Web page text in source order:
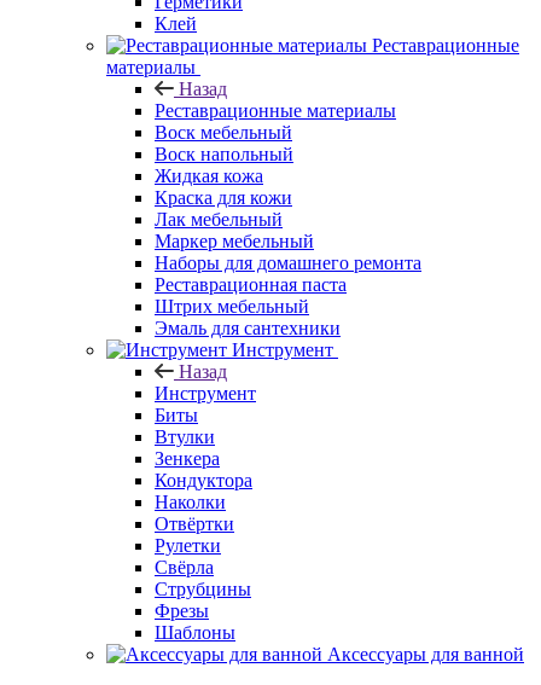
Клей
Реставрационные
материалы
Назад
Реставрационные материалы
Воск мебельный
Воск напольный
Жидкая кожа
Краска для кожи
Лак мебельный
Маркер мебельный
Наборы для домашнего ремонта
Реставрационная паста
Штрих мебельный
Эмаль для сантехники
Инструмент
Назад
Инструмент
Биты
Втулки
Зенкера
Кондуктора
Наколки
Отвёртки
Рулетки
Свёрла
Струбцины
Фрезы
Шаблоны
Аксессуары для ванной